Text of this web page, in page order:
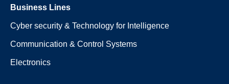
Business Lines
Cyber security & Technology for Intelligence
Communication & Control Systems
Electronics